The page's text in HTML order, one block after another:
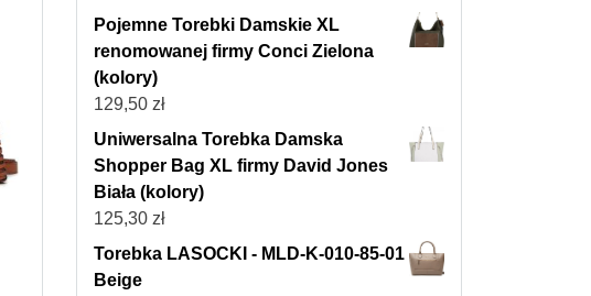
Pojemne Torebki Damskie XL
renomowanej firmy Conci Zielona
(kolory)
129,50 zł
Uniwersalna Torebka Damska
Shopper Bag XL firmy David Jones
Biała (kolory)
125,30 zł
Torebka LASOCKI - MLD-K-010-85-01
Beige